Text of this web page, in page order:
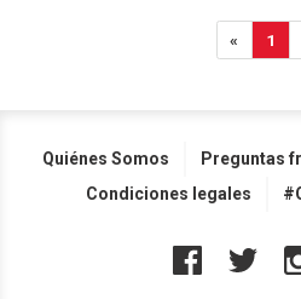
« 1
Quiénes Somos Preguntas
Condiciones legales